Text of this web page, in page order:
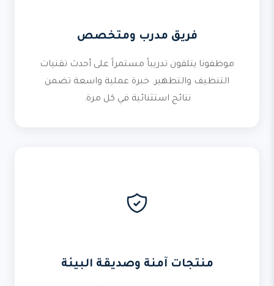
فريق مدرب ومتخصص
موظفونا يتلقون تدريباً مستمراً على أحدث تقنيات
التنظيف والتطهير. خبرة عملية واسعة تضمن
نتائج استثنائية في كل مرة.
منتجات آمنة وصديقة البيئة